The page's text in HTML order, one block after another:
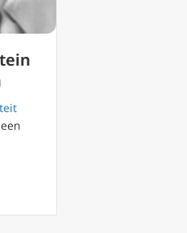
Edith Stein en Titus Brandsma